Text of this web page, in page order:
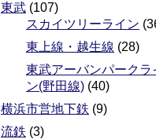
東武 (107)
スカイツリーライン
東上線・越生線 (28)
東武アーバンパークラ
ン(野田線) (40)
横浜市営地下鉄 (9)
流鉄 (3)